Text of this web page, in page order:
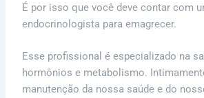
É por isso que você deve contar com
endocrinologista para emagrecer.
Esse profissional é especializado na
hormônios e metabolismo.
manutenção da nossa saúde e do